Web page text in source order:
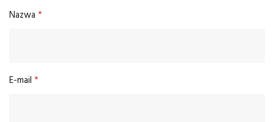
Nazwa *
E-mail *